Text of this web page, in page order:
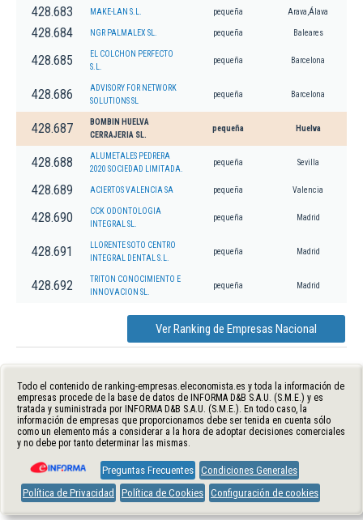
428.683 MAKE-LAN S.L. pequeña Arava,Álava
428.684 NGR PALMALEX SL. pequeña Baleares
428.685
EL COLCHON PERFECTO
S.L.
pequeña Barcelona
428.686
ADVISORY FOR NETWORK
SOLUTIONS SL
pequeña Barcelona
428.687
BOMBIN HUELVA
CERRAJERIA SL.
pequeña Huelva
428.688
ALUMETALES PEDRERA
2020 SOCIEDAD LIMITADA.
pequeña Sevilla
428.689 ACIERTOS VALENCIA SA pequeña Valencia
428.690
CCK ODONTOLOGIA
INTEGRAL SL.
pequeña Madrid
428.691
LLORENTE SOTO CENTRO
INTEGRAL DENTAL S.L.
pequeña Madrid
428.692
TRITON CONOCIMIENTO E
INNOVACION SL.
pequeña Madrid
Ver Ranking de Empresas Nacional
Todo el contenido de ranking-empresas.eleconomista.es y toda la información de
empresas procede de la base de datos de INFORMA D&B S.A.U. (S.M.E.) y es
tratada y suministrada por INFORMA D&B S.A.U. (S.M.E.). En todo caso, la
información de empresas que proporcionamos debe ser tenida en cuenta sólo
como un elemento más a considerar a la hora de adoptar decisiones comerciales
y no debe por tanto determinar las mismas.
Preguntas Frecuentes Condiciones Generales
Política de Privacidad
Política de Cookies Configuración de cookies